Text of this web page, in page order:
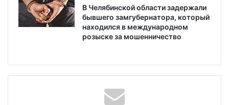
В Челябинской области задержали
бывшего замгубернатора, который
находился в международном
розыске за мошенничество